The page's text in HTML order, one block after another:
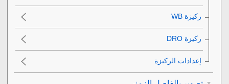
ركيزة WB‎‏
ركيزة DRO‎‏
إعدادات الركيزة